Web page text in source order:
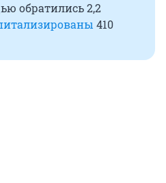
обратились 2,2
410